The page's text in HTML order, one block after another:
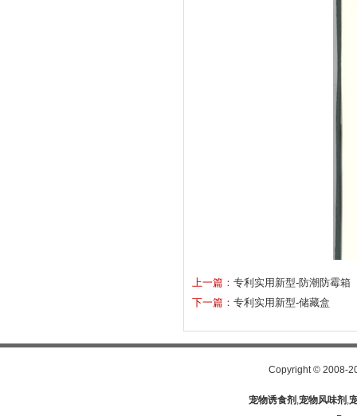
上一篇： 专利实用新型-防潮防霉箱
下一篇： 专利实用新型-储藏盒
Copyright© 2008-
宠物诱食剂 ,宠物风味剂 ,